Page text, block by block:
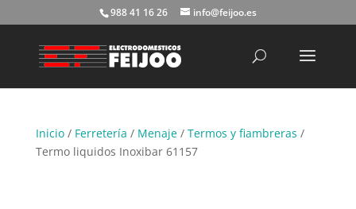
988 41 16 26 info@feijoo.es
Inicio/ Ferretería / Menaje/ Termos y fiambreras /
Termo liquidos Inoxibar 61157